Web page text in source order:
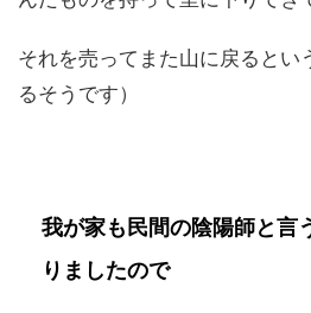
それを売ってまた山に戻るとい
るそうです）
我が家も民間の陰陽師と言
りましたので